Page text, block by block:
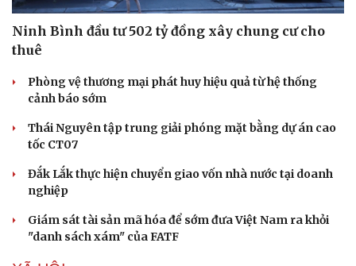
Ninh Bình đầu tư 502 tỷ đồng xây chung cư cho
thuê
Phòng vệ thương mại phát huy hiệu quả từ hệ thống
cảnh báo sớm
Thái Nguyên tập trung giải phóng mặt bằng dự án cao
tốc CT07
Đắk Lắk thực hiện chuyển giao vốn nhà nước tại doanh
nghiệp
Giám sát tài sản mã hóa để sớm đưa Việt Nam ra khỏi
"danh sách xám" của FATF